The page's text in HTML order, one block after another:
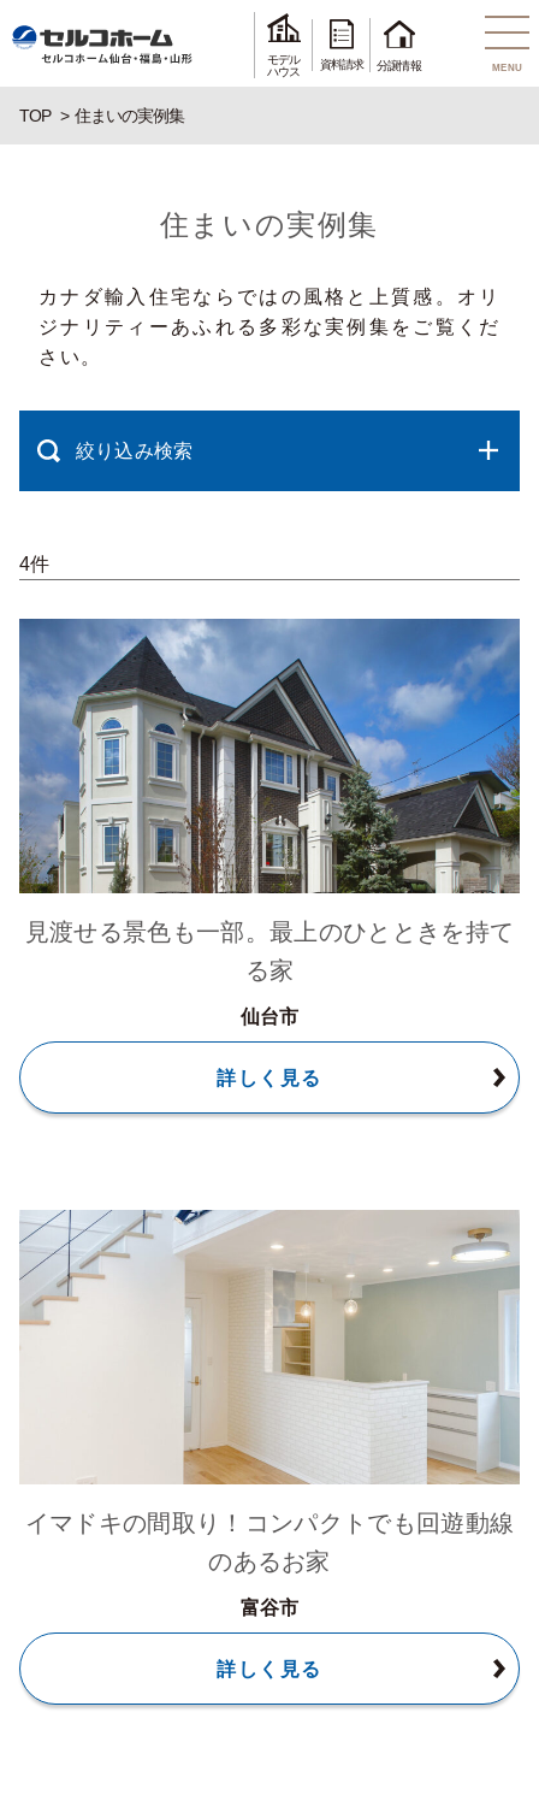
モデル
ハウス
資料請求 分譲情報 MENU
TOP 住まいの実例集
住まいの実例集
カナダ輸入住宅ならではの風格と上質感。オリ
ジナリティーあふれる多彩な実例集をご覧くだ
さい。
絞り込み検索
4件
見渡せる景色も一部。最上のひとときを持て
る家
仙台市
詳しく見る
イマドキの間取り！コンパクトでも回遊動線
のあるお家
富谷市
詳しく見る